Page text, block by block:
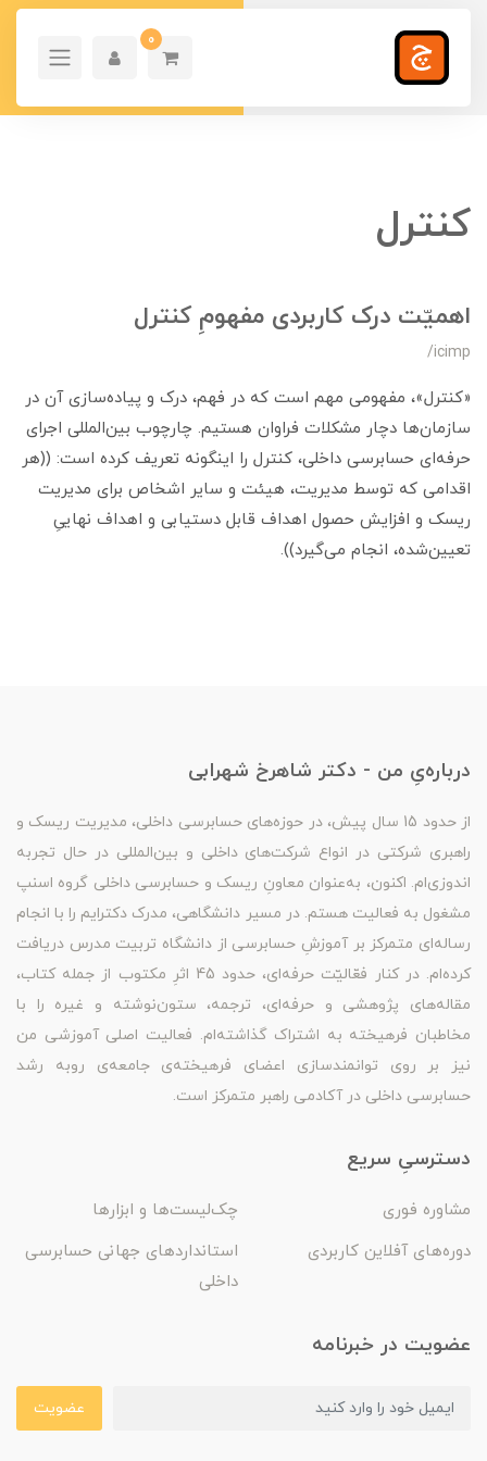
0
کنترل
اهمیّت درک کاربردی مفهومِ کنترل
/icimp
«کنترل»، مفهومی مهم است که در فهم، درک و پیاده‌سازی آن در
سازمان‌ها دچار مشکلات فراوان هستیم. چارچوب بین‌المللی اجرای
حرفه‌ای حسابرسی داخلی، کنترل را اینگونه تعریف کرده است: ((هر
اقدامی که توسط مدیریت، هیئت و سایر اشخاص برای مدیریت
ریسک و افزایش حصول اهداف قابل دستیابی و اهداف نهاییِ
تعیین‌شده، انجام می‌گیرد)).
درباره‌یِ من - دکتر شاهرخ شهرابی
از حدود 15 سال پیش، در حوزه‌های حسابرسی داخلی، مدیریت ریسک و
راهبری شرکتی در انواع شرکت‌های داخلی و بین‌المللی در حال تجربه
اندوزی‌ام. اکنون، به‌عنوان معاونِ ریسک و حسابرسی داخلی گروه اسنپ
مشغول به فعالیت هستم. در مسیر دانشگاهی، مدرک دکترایم را با انجام
رساله‌ای متمرکز بر آموزشِ حسابرسی از دانشگاه تربیت مدرس دریافت
کرده‌ام. در کنار فعّالیّت حرفه‌ای، حدود 45 اثرِ مکتوب از جمله کتاب،
مقاله‌های پژوهشی و حرفه‌ای، ترجمه، ستون‌نوشته و غیره را با
مخاطبان فرهیخته به اشتراک گذاشته‌ام. فعالیت اصلی آموزشی من
نیز بر روی توانمندسازی اعضای فرهیخته‌ی جامعه‌ی روبه رشد
حسابرسی داخلی در آکادمی راهبر متمرکز است.
دسترسیِ سریع
مشاوره فوری
چک‌لیست‌ها و ابزارها
دوره‌های آفلاین کاربردی
استانداردهای جهانی حسابرسی
داخلی
عضویت در خبرنامه
عضویت